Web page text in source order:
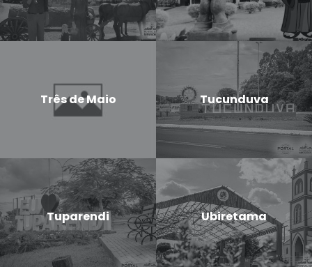
Três de Maio Tucunduva
Tuparendi Ubiretama